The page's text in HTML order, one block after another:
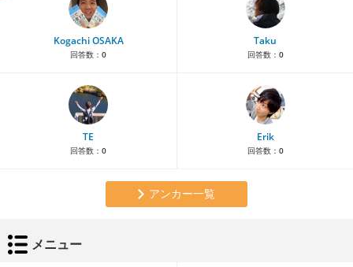
Kogachi OSAKA
回答数： 0
Taku
回答数： 0
TE
回答数： 0
Erik
回答数： 0
アンカー一覧
メニュー